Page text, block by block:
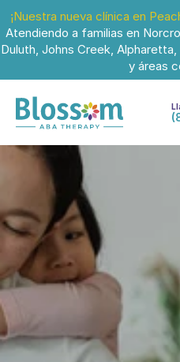
¡Nuestra nueva clínica en
Atendiendo a familias en
Duluth, Johns Creek,
y áreas